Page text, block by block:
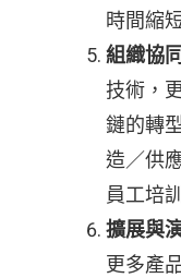
時間縮
組織協
技術，
鏈的轉
造／供
員工培
擴展與
更多產